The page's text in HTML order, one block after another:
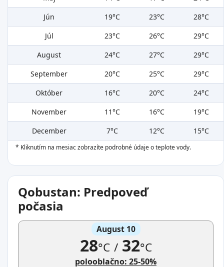
Jún
19°C 23°C
28°C
Júl
23°C 26°C
29°C
August
24°C 27°C
29°C
September
20°C 25°C
29°C
Október
16°C 20°C
24°C
November
11°C 16°C
19°C
December
7°C 12°C 15°C
* Kliknutím na mesiac zobrazíte podrobné údaje o teplote vody.
Qobustan: Predpoveď
počasia
August 10
28°C /32°C
polooblačno: 25-50%